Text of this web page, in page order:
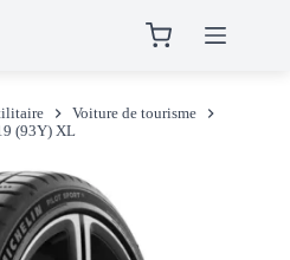
Voiture de tourisme
(93Y) XL